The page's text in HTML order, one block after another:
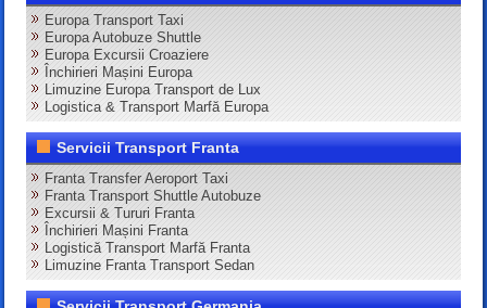
Europa Transport Taxi
Europa Autobuze Shuttle
Europa Excursii Croaziere
Închirieri Mașini Europa
Limuzine Europa Transport de Lux
Logistica & Transport Marfă Europa
Servicii Transport Franta
Franta Transfer Aeroport Taxi
Franta Transport Shuttle Autobuze
Excursii & Tururi Franta
Închirieri Mașini Franta
Logistică Transport Marfă Franta
Limuzine Franta Transport Sedan